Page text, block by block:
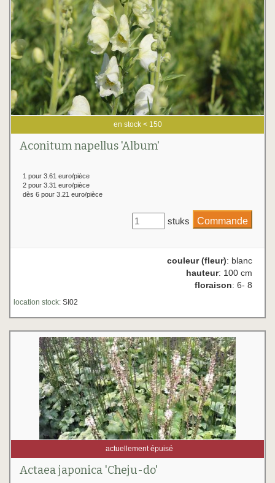
en stock < 150
Aconitum napellus 'Album'
1 pour 3.61 euro/pièce
2 pour 3.31 euro/pièce
dès 6 pour 3.21 euro/pièce
stuks
couleur (fleur): blanc
hauteur: 100 cm
floraison: 6- 8
location stock: SI02
actuellement épuisé
Actaea japonica 'Cheju-do'